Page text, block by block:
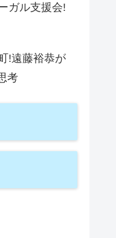
ガル支援会!
!遠藤裕恭が
考